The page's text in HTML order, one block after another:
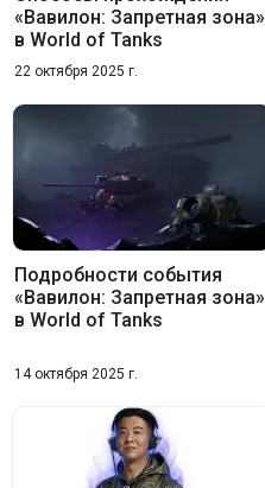
«Вавилон: Запретная зона»
в World of Tanks
22 октября 2025 г.
Подробности события
«Вавилон: Запретная зона»
в World of Tanks
14 октября 2025 г.